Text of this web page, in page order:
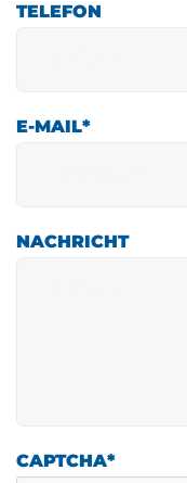
TELEFON
E-MAIL*
NACHRICHT
CAPTCHA*